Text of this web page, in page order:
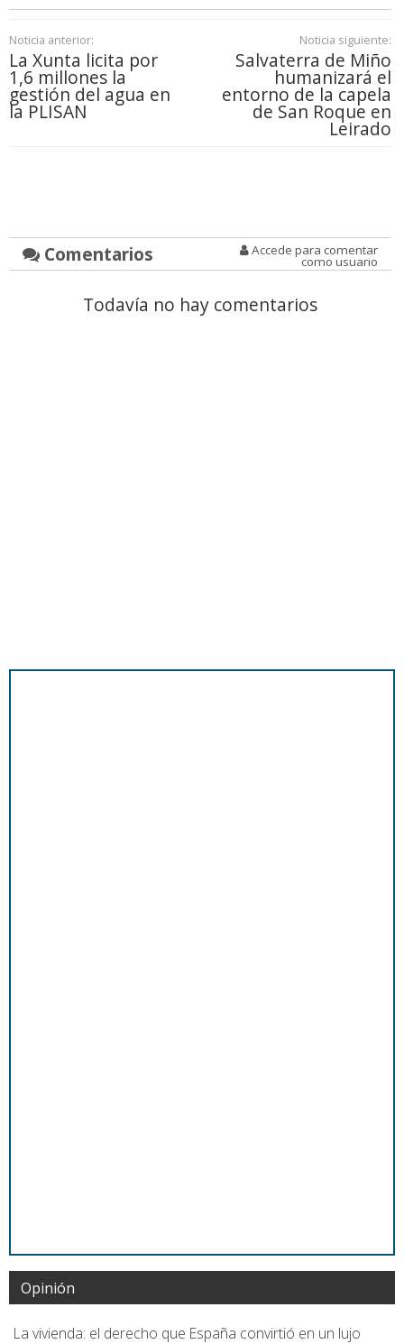
Noticia anterior:
La Xunta licita por
1,6 millones la
gestión del agua en
la PLISAN
Noticia siguiente:
Salvaterra de Miño
humanizará el
entorno de la capela
de San Roque en
Leirado
Comentarios Accede para comentar
como usuario
Todavía no hay comentarios
Opinión
La vivienda: el derecho que España convirtió en un lujo